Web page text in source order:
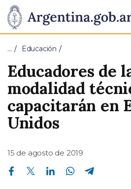
Presidencia
de
la
Nación
Pasar al contenido principal
… Educación
Educadores de
modalidad
capacitarán en
Unidos
15 de agosto de 2019
Compartir en Facebook Compartir en Twitter Compartir en Linkedin Compartir en Whatsapp